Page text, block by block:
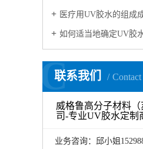
医疗用UV胶水的组成成分有哪些
如何适当地确定UV胶
联系我们
C
威格鲁高分子材料
司-专业UV胶水定制
业务咨询：邱小姐